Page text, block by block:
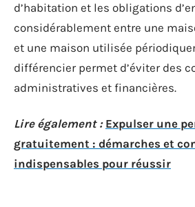
d’habitation et les obligations
considérablement entre une
et une maison utilisée
différencier permet d’éviter des
administratives et financières.
Lire également : Expulser une
gratuitement : démarches et
indispensables pour réussir